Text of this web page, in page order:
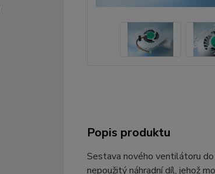
Popis produktu
Sestava nového ventilátoru
nepoužitý náhradní díl, jehož